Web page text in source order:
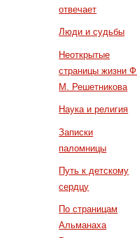
отвечает
Люди и судьбы
Неоткрытые
страницы жизни Ф.
М. Решетникова
Наука и религия
Записки
паломницы
Путь к детскому
сердцу
По страницам
Альманаха